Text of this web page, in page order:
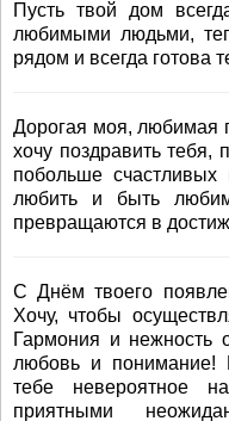
Пусть твой дом
любимыми людьми,
рядом и всегда готова
Дорогая моя, любимая
хочу поздравить тебя,
побольше
любить и быть
превращаются в
С Днём твоего
Хочу, чтобы
Гармония и нежность
любовь и понимание!
тебе невероятное
приятными